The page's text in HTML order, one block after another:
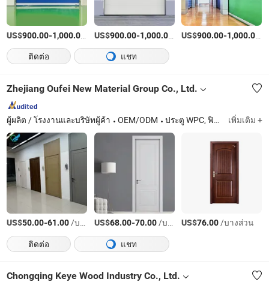
US$900.00-1,000.00 /เตรียมตัว
US$900.00-1,000.00 /เตรียมตัว
US$900.00-1,000.00 /
ติดต่อ
แชท
Zhejiang Oufei New Material Group Co., Ltd.
ผู้ผลิต / โรงงานและบริษัทผู้ค้า OEM/ODM ประตู WPC, ฟิล์ม PVC, แผ่นผนัง WPC, วิลล่ากึ่งเหล็ก, โครงการ, ผิวประตู WPC, ประตู PVC, กรอบประตู WPC, อาร์คิเทรวา WPC, ประตู WPC แบบกลวง เพิ่มเติม +
US$50.00-61.00/บางส่วน US$68.00-70.00/บางส่วน US$76.00/บางส่วน
ติดต่อ
แชท
Chongqing Keye Wood Industry Co., Ltd.